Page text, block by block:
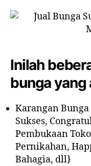
Inilah
bunga yang
Karangan Bunga
Sukses,
Pembukaan
Pernikahan,
Bahagia, dll}